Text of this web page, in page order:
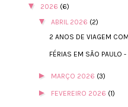
▼ 2026 (6)
▼ ABRIL 2026 (2)
2 ANOS DE VIAGEM
FÉRIAS EM SÃO PAULO
► MARÇO 2026 (3)
► FEVEREIRO 2026 (1)